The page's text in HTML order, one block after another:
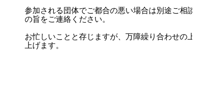
参加される団体でご都合の悪い場合は別途ご相談させ
の旨をご連絡ください。
お忙しいことと存じますが、万障繰り合わせの上ご出
上げます。